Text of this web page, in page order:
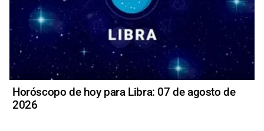
Horóscopo de hoy para Libra: 07 de agosto de
2026